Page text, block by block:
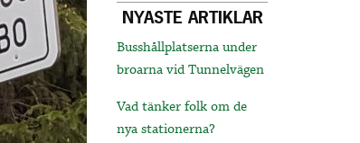
NYASTE ARTIKLAR
Busshållplatserna under
broarna vid Tunnelvägen
Vad tänker folk om de
nya stationerna?